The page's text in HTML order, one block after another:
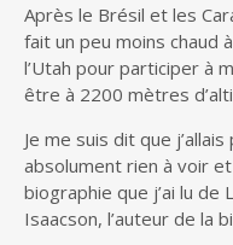
Après le Brésil et les
fait un peu moins chaud
l’Utah pour participer à
être à 2200 mètres
Je me suis dit que
absolument rien à voir
biographie que j’ai lu de
Isaacson, l’auteur de la